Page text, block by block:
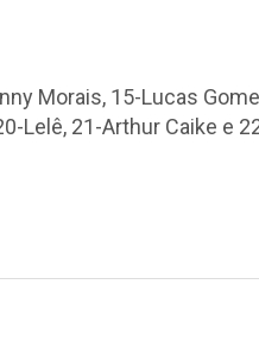
Morais, 15-Lucas
Lelê, 21-Arthur Caike e